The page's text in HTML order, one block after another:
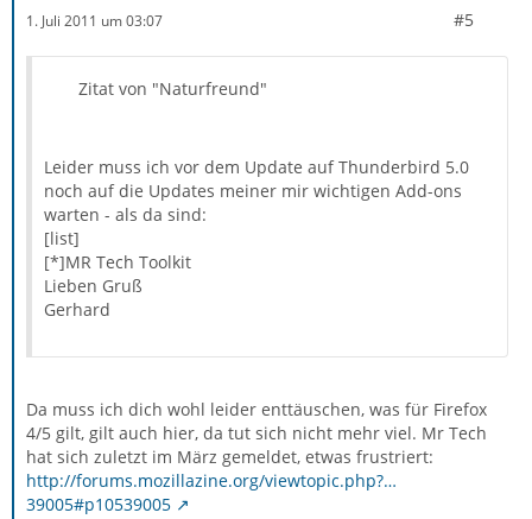
1. Juli 2011 um 03:07 #5
Zitat von "Naturfreund"
Leider muss ich vor dem Update auf Thunderbird 5.0
noch auf die Updates meiner mir wichtigen Add-ons
warten - als da sind:
[list]
[*]MR Tech Toolkit
Lieben Gruß
Gerhard
Da muss ich dich wohl leider enttäuschen, was für Firefox
4/5 gilt, gilt auch hier, da tut sich nicht mehr viel. Mr Tech
hat sich zuletzt im März gemeldet, etwas frustriert:
http://forums.mozillazine.org/viewtopic.php?…
39005#p10539005